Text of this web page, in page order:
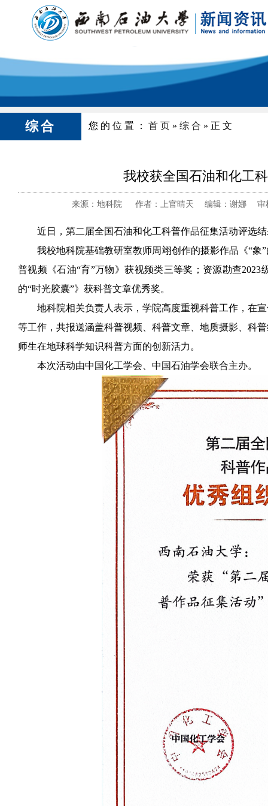
综合 您的位置： 首页 » 综合 »正文
我校获全国石油和化工
来源：地科院 作者：上官晴天 编辑：谢娜 审
近日，第二届全国石油和化工科普作品征集活动评选
我校地科院基础教研室教师周翊创作的摄影作品《“
普视频《石油“育”万物》获视频类三等奖；资源勘查
的“时光胶囊”》获科普文章优秀奖。
地科院相关负责人表示，学院高度重视科普工作，在
等工作，共报送涵盖科普视频、科普文章、地质摄影、科
师生在地球科学知识科普方面的创新活力。
本次活动由中国化工学会、中国石油学会联合主办。